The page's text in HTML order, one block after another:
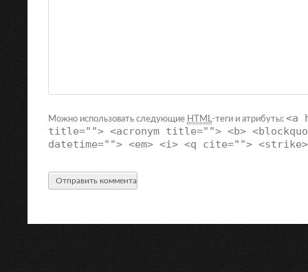
Можно использовать следующие HTML-теги и атрибуты: <a
title=""> <acronym title=""> <b>
datetime=""> <em> <i> <q cite="">